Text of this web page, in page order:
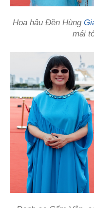
Hoa hậu Đền Hùng
mái